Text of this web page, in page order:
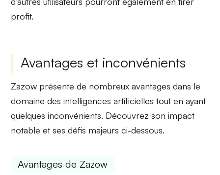
profit.
Avantages et inconvénients
Zazow présente de nombreuxavantages dans le
domaine desintelligences artificielles tout en ayant
quelques inconvénients. Découvrez son impact
notable et ses défis majeurs ci-dessous.
Avantages de Zazow